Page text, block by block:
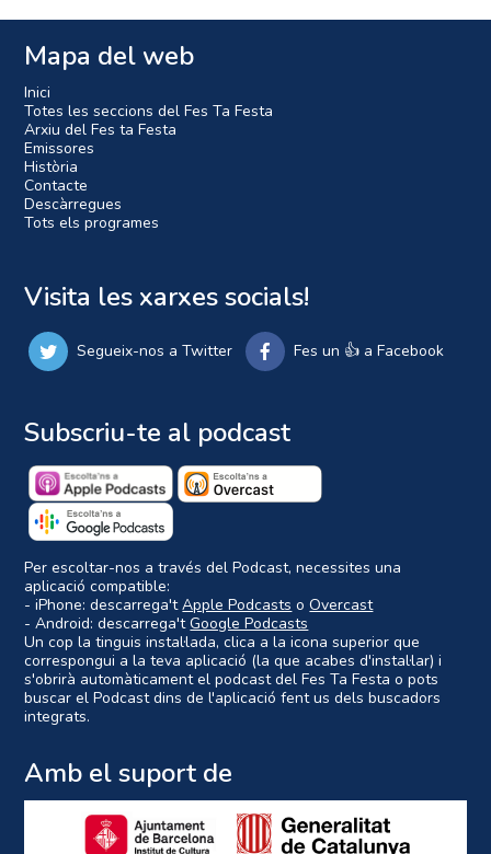
Mapa del web
Inici
Totes les seccions del Fes Ta Festa
Arxiu del Fes ta Festa
Emissores
Història
Contacte
Descàrregues
Tots els programes
Visita les xarxes socials!
Segueix-nos a Twitter Fes un 👍 a Facebook
Subscriu-te al podcast
Per escoltar-nos a través del Podcast, necessites una
aplicació compatible:
- iPhone: descarrega'tApple Podcasts oOvercast
- Android: descarrega'tGoogle Podcasts
Un cop la tinguis instal·lada, clica a la icona superior que
correspongui a la teva aplicació (la que acabes d'instal·lar) i
s'obrirà automàticament el podcast del Fes Ta Festa o pots
buscar el Podcast dins de l'aplicació fent us dels buscadors
integrats.
Amb el suport de